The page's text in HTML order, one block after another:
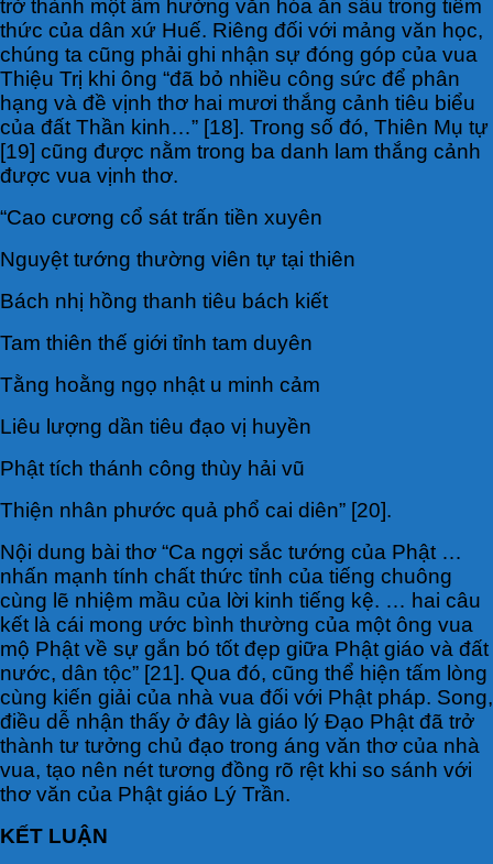
trở thành một âm hưởng văn hóa ăn sâu trong tiềm
thức của dân xứ Huế. Riêng đối với mảng văn học,
chúng ta cũng phải ghi nhận sự đóng góp của vua
Thiệu Trị khi ông “đã bỏ nhiều công sức để phân
hạng và đề vịnh thơ hai mươi thắng cảnh tiêu biểu
của đất Thần kinh…” [18]. Trong số đó, Thiên Mụ tự
[19] cũng được nằm trong ba danh lam thắng cảnh
được vua vịnh thơ.
“Cao cương cổ sát trấn tiền xuyên
Nguyệt tướng thường viên tự tại thiên
Bách nhị hồng thanh tiêu bách kiết
Tam thiên thế giới tỉnh tam duyên
Tằng hoằng ngọ nhật u minh cảm
Liêu lượng dần tiêu đạo vị huyền
Phật tích thánh công thùy hải vũ
Thiện nhân phước quả phổ cai diên” [20].
Nội dung bài thơ “Ca ngợi sắc tướng của Phật …
nhấn mạnh tính chất thức tỉnh của tiếng chuông
cùng lẽ nhiệm mầu của lời kinh tiếng kệ. … hai câu
kết là cái mong ước bình thường của một ông vua
mộ Phật về sự gắn bó tốt đẹp giữa Phật giáo và đất
nước, dân tộc” [21]. Qua đó, cũng thể hiện tấm lòng
cùng kiến giải của nhà vua đối với Phật pháp. Song,
điều dễ nhận thấy ở đây là giáo lý Đạo Phật đã trở
thành tư tưởng chủ đạo trong áng văn thơ của nhà
vua, tạo nên nét tương đồng rõ rệt khi so sánh với
thơ văn của Phật giáo Lý Trần.
KẾT LUẬN